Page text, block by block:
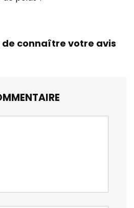
de connaître votre avis